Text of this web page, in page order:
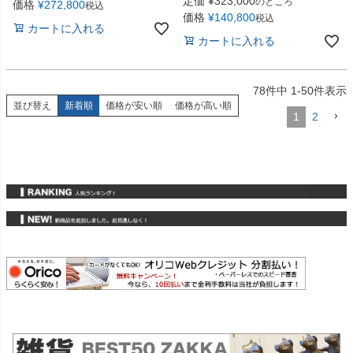
価格 ¥272,800税込
カートに入れる
価格 ¥140,800税込
カートに入れる
並び替え 新着順 価格が安い順 価格が高い順
78件中 1-50件表示
1 2